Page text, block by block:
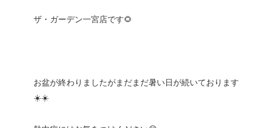
ザ・ガーデン一宮店です🌻
お盆が終わりましたがまだまだ暑い日が続いております
☀️☀️